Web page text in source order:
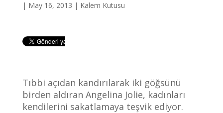
| May 16, 2013 | Kalem Kutusu
Tıbbi açıdan kandırılarak iki göğsünü
birden aldıran Angelina Jolie, kadınları
kendilerini sakatlamaya teşvik ediyor.